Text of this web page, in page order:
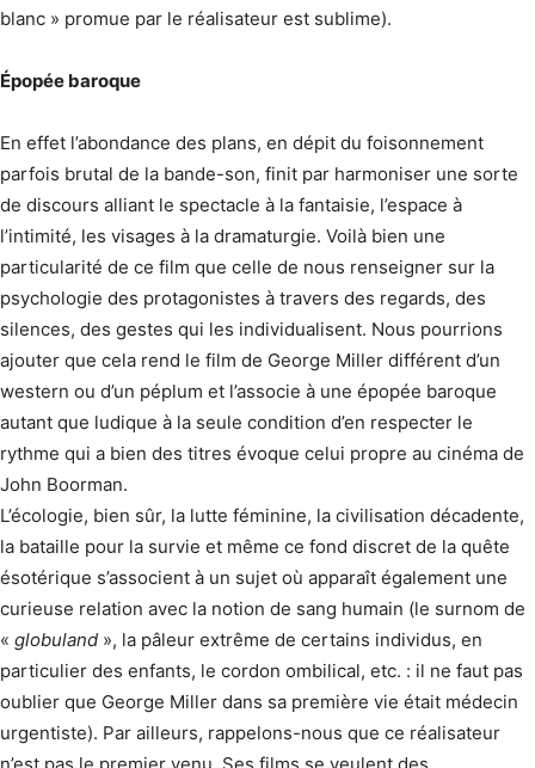
blanc » promue par le réalisateur est sublime).
Épopée baroque
En effet l’abondance des plans, en dépit du foisonnement
parfois brutal de la bande-son, finit par harmoniser une sorte
de discours alliant le spectacle à la fantaisie, l’espace à
l’intimité, les visages à la dramaturgie. Voilà bien une
particularité de ce film que celle de nous renseigner sur la
psychologie des protagonistes à travers des regards, des
silences, des gestes qui les individualisent. Nous pourrions
ajouter que cela rend le film de George Miller différent d’un
western ou d’un péplum et l’associe à une épopée baroque
autant que ludique à la seule condition d’en respecter le
rythme qui a bien des titres évoque celui propre au cinéma de
John Boorman.
L’écologie, bien sûr, la lutte féminine, la civilisation décadente,
la bataille pour la survie et même ce fond discret de la quête
ésotérique s’associent à un sujet où apparaît également une
curieuse relation avec la notion de sang humain (le surnom de
« globuland », la pâleur extrême de certains individus, en
particulier des enfants, le cordon ombilical, etc. : il ne faut pas
oublier que George Miller dans sa première vie était médecin
urgentiste). Par ailleurs, rappelons-nous que ce réalisateur